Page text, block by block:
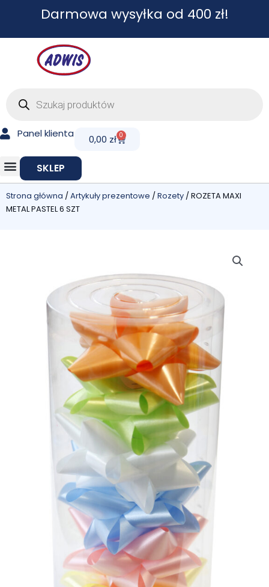
Darmowa wysyłka od 400 zł!
Panel klienta 0,00 zł 0
Cart
SKLEP
Strona główna /Artykuły prezentowe /Rozety / ROZETA MAXI
METAL PASTEL 6 SZT